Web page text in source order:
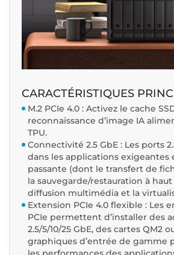
CARACTÉRISTIQUES
M.2 PCIe 4.0 : Activez le cache
reconnaissance d’image IA
TPU.
Connectivité 2.5 GbE : Les ports
dans les applications exigeantes
passante (dont le transfert de
la sauvegarde/restauration à
diffusion multimédia et la
Extension PCIe 4.0 flexible : Les
PCIe permettent d’installer des
2.5/5/10/25 GbE, des cartes QM2
graphiques d’entrée de gamme